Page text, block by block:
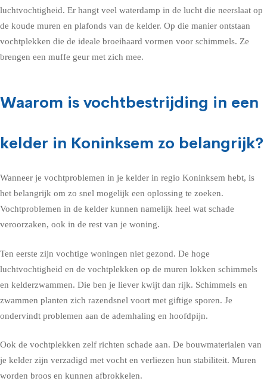
luchtvochtigheid. Er hangt veel waterdamp in de lucht die neerslaat op
de koude muren en plafonds van de kelder. Op die manier ontstaan
vochtplekken die de ideale broeihaard vormen voor schimmels. Ze
brengen een muffe geur met zich mee.
Waarom is vochtbestrijding in een
kelder in Koninksem zo belangrijk?
Wanneer je vochtproblemen in je kelder in regio Koninksem hebt, is
het belangrijk om zo snel mogelijk een oplossing te zoeken.
Vochtproblemen in de kelder kunnen namelijk heel wat schade
veroorzaken, ook in de rest van je woning.
Ten eerste zijn vochtige woningen niet gezond. De hoge
luchtvochtigheid en de vochtplekken op de muren lokken schimmels
en kelderzwammen. Die ben je liever kwijt dan rijk. Schimmels en
zwammen planten zich razendsnel voort met giftige sporen. Je
ondervindt problemen aan de ademhaling en hoofdpijn.
Ook de vochtplekken zelf richten schade aan. De bouwmaterialen van
je kelder zijn verzadigd met vocht en verliezen hun stabiliteit. Muren
worden broos en kunnen afbrokkelen.